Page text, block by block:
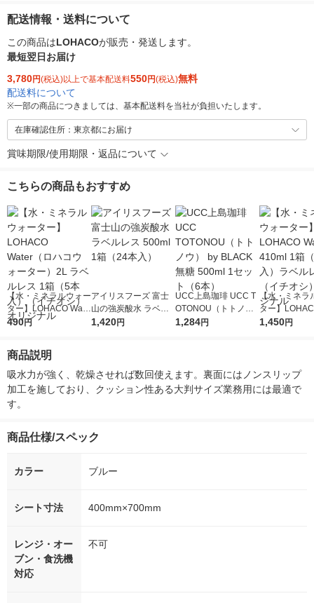
配送情報・送料について
この商品はLOHACOが販売・発送します。
最短翌日お届け
3,780円(税込)以上で基本配送料550円(税込)無料
配送料について
※一部の商品につきましては、基本配送料を当社が負担いたします。
在庫確認住所：東京都にお届け
賞味期限/使用期限・返品について
こちらの商品もおすすめ
【水・ミネラルウォー
ター】LOHACO Wate
r（ロハコウォータ
シ） オリジナル
490円
アイリスフーズ 富士
山の強炭酸水 ラベル
レス 500ml 1箱（24
1,420円
UCC上島珈琲 UCC T
OTONOU（トトノ
ウ） by BLACK無糖 5
1,284円
【水・ミネラ
ター】
r 410ml 1箱（
1,450円
商品説明
吸水力が強く、乾燥させれば数回使えます。裏面にはノンスリップ
加工を施しており、クッション性ある大判サイズ業務用には最適で
す。
商品仕様/スペック
カラー ブルー
シート寸法 400mm×700mm
レンジ・オー
ブン・食洗機
対応
不可